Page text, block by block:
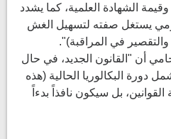
الشهادة العلمية، كما يشدد
يستغل صفته لتسهيل الغش
والتقصير في المراقبة)".
أن "القانون الجديد، في حال
دورة البكالوريا الحالية (هذه
بل سيكون نافذاً بدءاً